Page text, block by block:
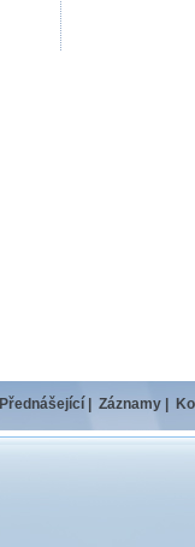
Přednášející Záznamy